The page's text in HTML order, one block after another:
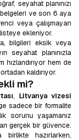
seyahat planınızı
ve son 6 aya
veya çalışmayan
ekleniyor.
bilgileri eksik veya
seyahat planınızla
hızlandırıyor hem de
kaldırıyor.
mi?
, Litvanya vizesi
sadece bir formalite
sorunu yaşamanız
gerçek bir güvence.
birlikte hazırlarken,